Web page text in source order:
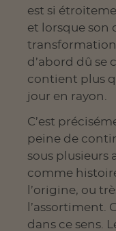
est si
et lorsque son
d’abord dû se
contient plus
jour en rayon.
C’est
peine de
sous plusieurs
comme
l’origine, ou
l’assortiment.
dans ce sens.